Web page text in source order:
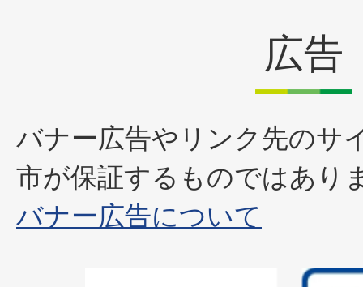
広告
バナー広告やリンク先のサ
市が保証するものではあり
バナー広告について